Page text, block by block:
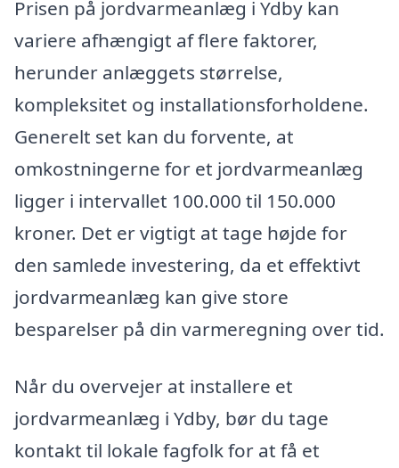
Prisen på jordvarmeanlæg i Ydby kan
variere afhængigt af flere faktorer,
herunder anlæggets størrelse,
kompleksitet og installationsforholdene.
Generelt set kan du forvente, at
omkostningerne for et jordvarmeanlæg
ligger i intervallet 100.000 til 150.000
kroner. Det er vigtigt at tage højde for
den samlede investering, da et effektivt
jordvarmeanlæg kan give store
besparelser på din varmeregning over tid.
Når du overvejer at installere et
jordvarmeanlæg i Ydby, bør du tage
kontakt til lokale fagfolk for at få et